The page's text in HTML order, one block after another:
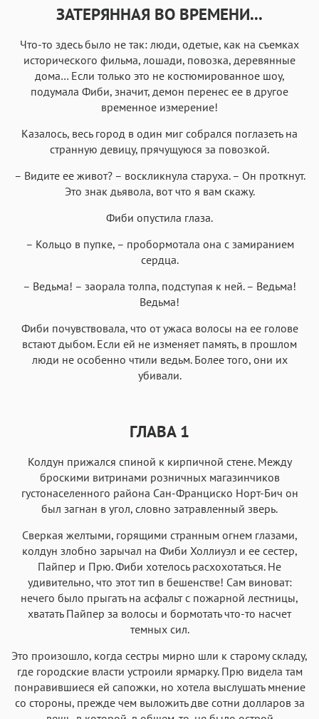
Аа
Roboto Garamond Fira Sans Times
Аа
Iowan
Аа
San Francisco Аа
SF Serif Аа
New York
Helvetica Neue
Аа
Arial Аа
Georgia Times New Roman
Courier
Аа
Courier New Menlo SF Mono
ЗАТЕРЯННАЯ ВО ВРЕМЕНИ...
Что-то здесь было не так: люди, одетые, как на съемках
исторического фильма, лошади, повозка, деревянные
дома… Если только это не костюмированное шоу,
подумала Фиби, значит, демон перенес ее в другое
временное измерение!
Казалось, весь город в один миг собрался поглазеть на
странную девицу, прячущуюся за повозкой.
– Видите ее живот? – воскликнула старуха. – Он проткнут.
Это знак дьявола, вот что я вам скажу.
Фиби опустила глаза.
– Кольцо в пупке, – пробормотала она с замиранием
сердца.
– Ведьма! – заорала толпа, подступая к ней. – Ведьма!
Ведьма!
Фиби почувствовала, что от ужаса волосы на ее голове
встают дыбом. Если ей не изменяет память, в прошлом
люди не особенно чтили ведьм. Более того, они их
убивали.
ГЛАВА 1
Колдун прижался спиной к кирпичной стене. Между
броскими витринами розничных магазинчиков
густонаселенного района Сан-Франциско Норт-Бич он
был загнан в угол, словно затравленный зверь.
Сверкая желтыми, горящими странным огнем глазами,
колдун злобно зарычал на Фиби Холлиуэл и ее сестер,
Пайпер и Прю. Фиби хотелось расхохотаться. Не
удивительно, что этот тип в бешенстве! Сам виноват:
нечего было прыгать на асфальт с пожарной лестницы,
хватать Пайпер за волосы и бормотать что-то насчет
темных сил.
Это произошло, когда сестры мирно шли к старому складу,
где городские власти устроили ярмарку. Прю видела там
понравившиеся ей сапожки, но хотела выслушать мнение
со стороны, прежде чем выложить две сотни долларов за